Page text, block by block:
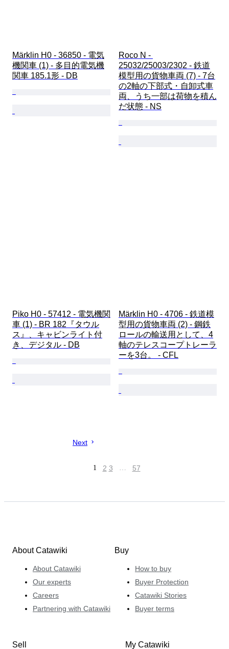
Märklin H0 - 36850 - 電気
機関車 (1) - 多目的電気機
関車 185.1形 - DB
Roco N -
25032/25003/2302 - 鉄道
模型用の貨物車両 (7) - 7台
の2軸の下部式・自卸式車
両、うち一部は荷物を積ん
だ状態 - NS
Piko H0 - 57412 - 電気機関
車 (1) - BR 182『タウル
ス』、キャビンライト付
き、デジタル - DB
Märklin H0 - 4706 - 鉄道模
型用の貨物車両 (2) - 鋼鉄
ロールの輸送用として、4
軸のテレスコープトレーラ
ーを3台。 - CFL
Next
1 2 3 … 57
About Catawiki
About Catawiki
Our experts
Careers
Partnering with Catawiki
Buy
How to buy
Buyer Protection
Catawiki Stories
Buyer terms
Sell My Catawiki